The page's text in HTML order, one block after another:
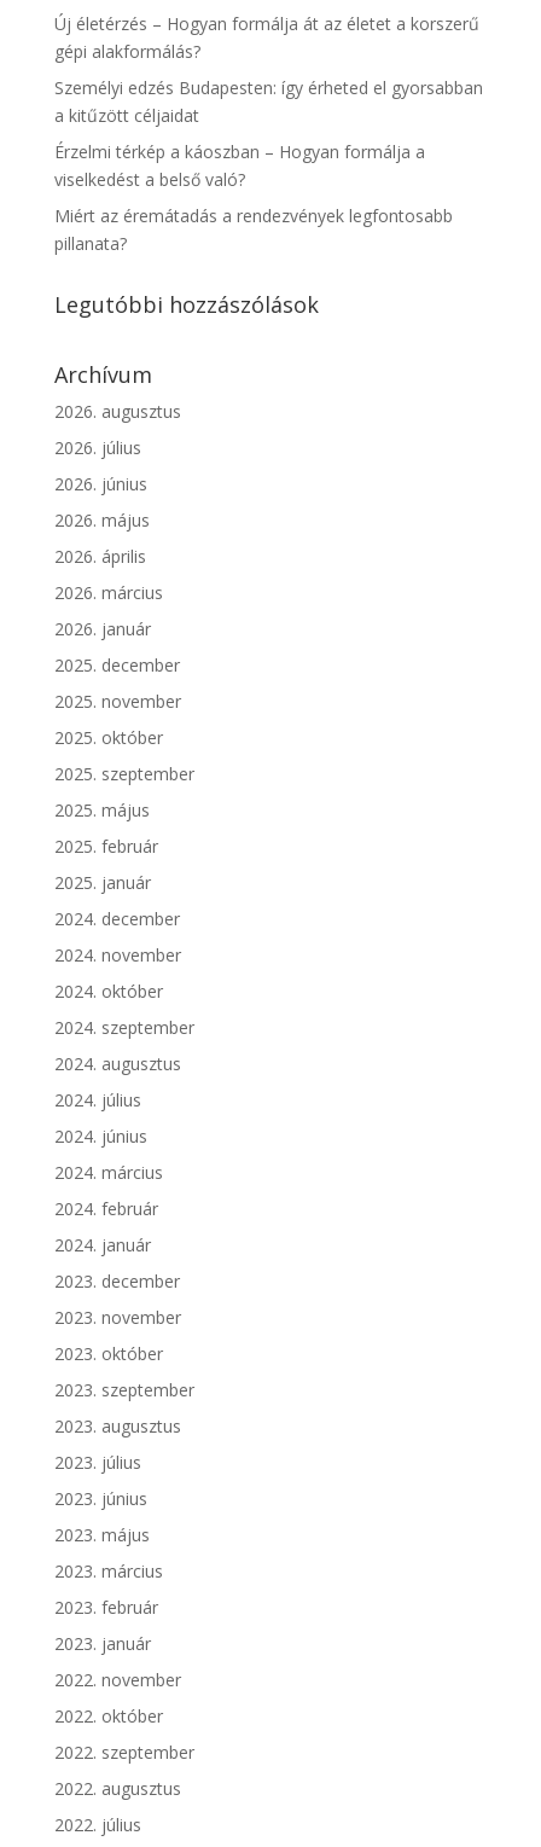
Új életérzés – Hogyan formálja át az életet a korszerű
gépi alakformálás?
Személyi edzés Budapesten: így érheted el gyorsabban
a kitűzött céljaidat
Érzelmi térkép a káoszban – Hogyan formálja a
viselkedést a belső való?
Miért az éremátadás a rendezvények legfontosabb
pillanata?
Legutóbbi hozzászólások
Archívum
2026. augusztus
2026. július
2026. június
2026. május
2026. április
2026. március
2026. január
2025. december
2025. november
2025. október
2025. szeptember
2025. május
2025. február
2025. január
2024. december
2024. november
2024. október
2024. szeptember
2024. augusztus
2024. július
2024. június
2024. március
2024. február
2024. január
2023. december
2023. november
2023. október
2023. szeptember
2023. augusztus
2023. július
2023. június
2023. május
2023. március
2023. február
2023. január
2022. november
2022. október
2022. szeptember
2022. augusztus
2022. július